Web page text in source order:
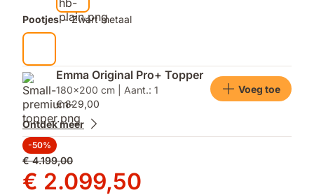
Pootjes - Zwart metaal
Emma Original Pro+ Topper
180x200 cm | Aant.: 1
€ 829,00
Voeg toe
Ontdek meer
-50%
Oorspronkelijke
prijs
€ 4.199,00
€ 4.199,00
Prijs
€ 2.099,50
€ 2.099,50